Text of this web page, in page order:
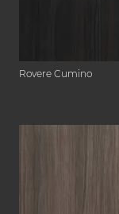
Rovere Cumino